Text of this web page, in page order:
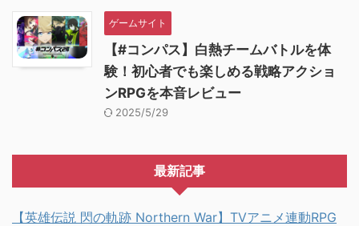
ゲームサイト
【#コンパス】白熱チームバトルを体
験！初心者でも楽しめる戦略アクショ
ンRPGを本音レビュー
2025/5/29
最新記事
【英雄伝説 閃の軌跡 Northern War】TVアニメ連動RPG